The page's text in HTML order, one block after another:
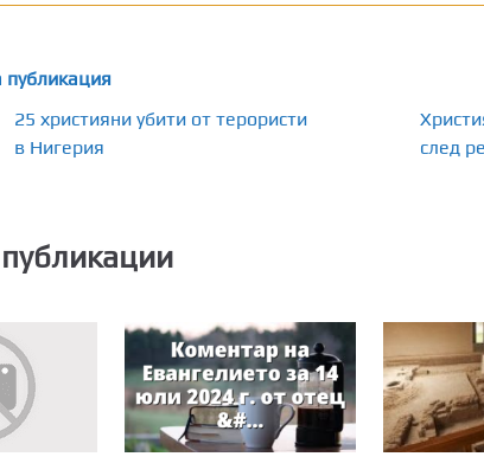
25 християни убити от терористи
в Нигерия
след